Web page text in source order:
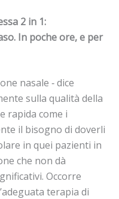
2 in 1:
In poche ore, e per
nasale ‐ dice
sulla qualità della
rapida come i
il bisogno di doverli
in quei pazienti in
che non dà
Occorre
terapia di